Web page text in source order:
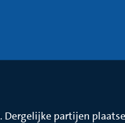
Dergelijke partijen